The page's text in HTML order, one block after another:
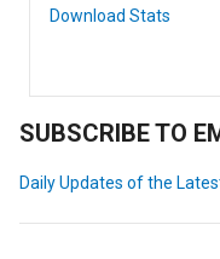
Download Stats
SUBSCRIBE TO
Daily Updates of the